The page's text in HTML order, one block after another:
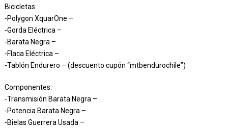
Bicicletas:
-Polygon XquarOne –
-Gorda Eléctrica –
-Barata Negra –
-Flaca Eléctrica –
-Tablón Endurero – (descuento cupón “mtbendurochile”)
Componentes:
-Transmisión Barata Negra –
-Potencia Barata Negra –
-Bielas Guerrera Usada –